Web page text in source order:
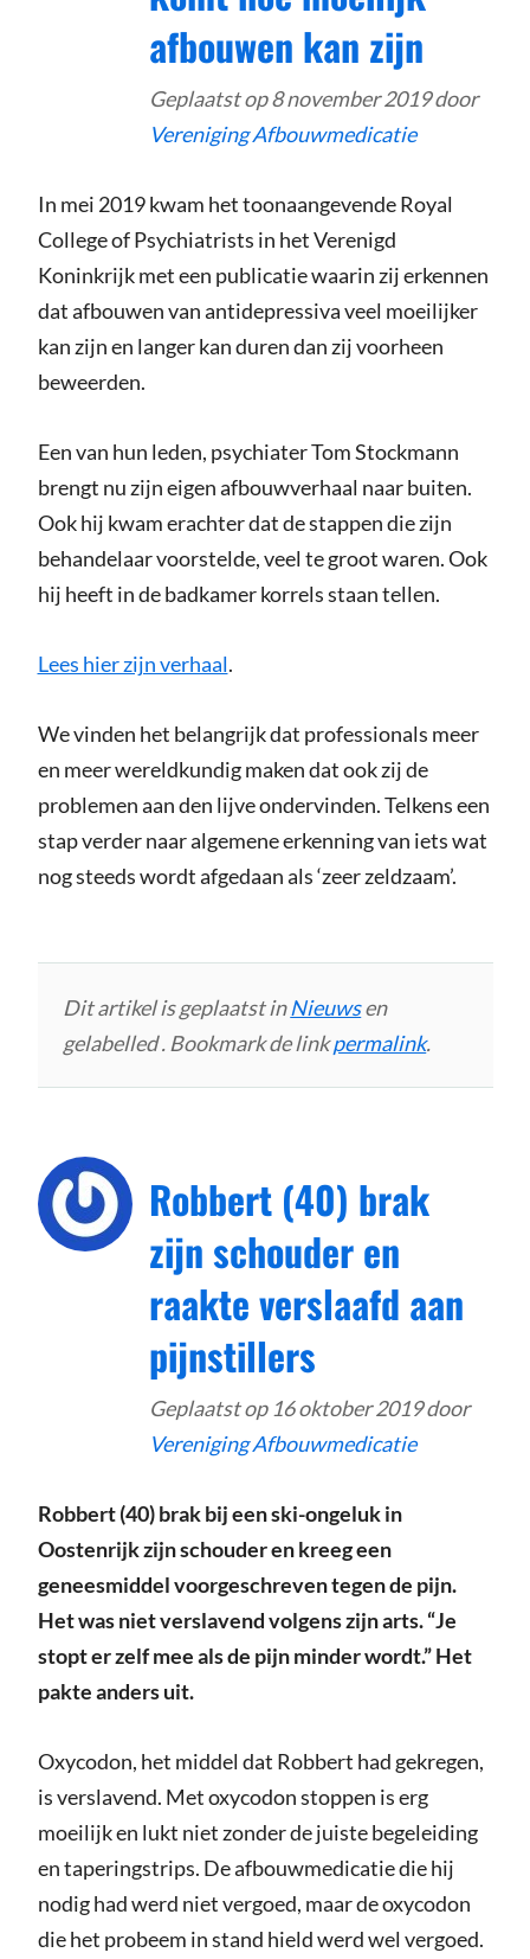
afbouwen kan zijn
Geplaatst op8 november 2019door
Vereniging Afbouwmedicatie
In mei 2019 kwam het toonaangevende Royal
College of Psychiatrists in het Verenigd
Koninkrijk met een publicatie waarin zij erkennen
dat afbouwen van antidepressiva veel moeilijker
kan zijn en langer kan duren dan zij voorheen
beweerden.
Een van hun leden, psychiater Tom Stockmann
brengt nu zijn eigen afbouwverhaal naar buiten.
Ook hij kwam erachter dat de stappen die zijn
behandelaar voorstelde, veel te groot waren. Ook
hij heeft in de badkamer korrels staan tellen.
Lees hier zijn verhaal.
We vinden het belangrijk dat professionals meer
en meer wereldkundig maken dat ook zij de
problemen aan den lijve ondervinden. Telkens een
stap verder naar algemene erkenning van iets wat
nog steeds wordt afgedaan als ‘zeer zeldzaam’.
Dit artikel is geplaatst inNieuwsen
gelabelled . Bookmark de linkpermalink.
Robbert (40) brak
zijn schouder en
raakte verslaafd aan
pijnstillers
Geplaatst op 16 oktober 2019door
Vereniging Afbouwmedicatie
Robbert (40) brak bij een ski-ongeluk in
Oostenrijk zijn schouder en kreeg een
geneesmiddel voorgeschreven tegen de pijn.
Het was niet verslavend volgens zijn arts. “Je
stopt er zelf mee als de pijn minder wordt.” Het
pakte anders uit.
Oxycodon, het middel dat Robbert had gekregen,
is verslavend. Met oxycodon stoppen is erg
moeilijk en lukt niet zonder de juiste begeleiding
en taperingstrips. De afbouwmedicatie die hij
nodig had werd niet vergoed, maar de oxycodon
die het probeem in stand hield werd wel vergoed.